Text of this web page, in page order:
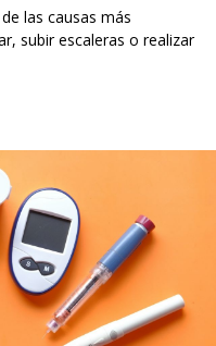
las causas más
subir escaleras o realizar